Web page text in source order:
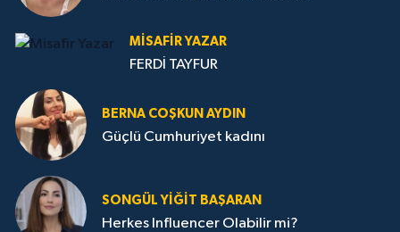
MISAFIR YAZAR
FERDİ TAYFUR
BERNA COŞKUN AYDIN
Güçlü Cumhuriyet kadını
SONGÜL YIĞIT BAŞARAN
Herkes Influencer Olabilir mi?